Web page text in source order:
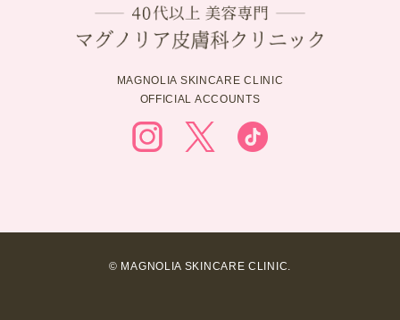
MAGNOLIA SKINCARE CLINIC
OFFICIAL ACCOUNTS
© MAGNOLIA SKINCARE CLINIC.